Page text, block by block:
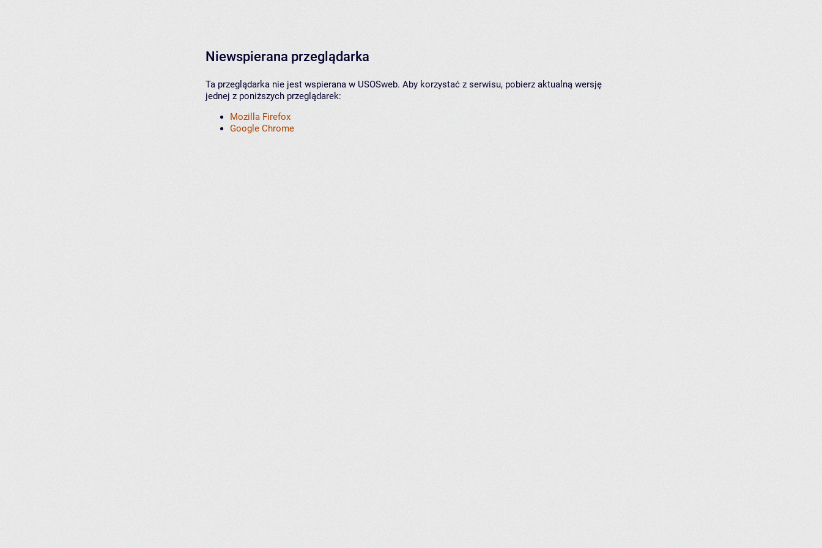
Niewspierana przeglądarka
Ta przeglądarka nie jest wspierana w USOSweb. Aby korzystać z serwisu, pobierz aktualną wersję
jednej z poniższych przeglądarek:
Mozilla Firefox
Google Chrome